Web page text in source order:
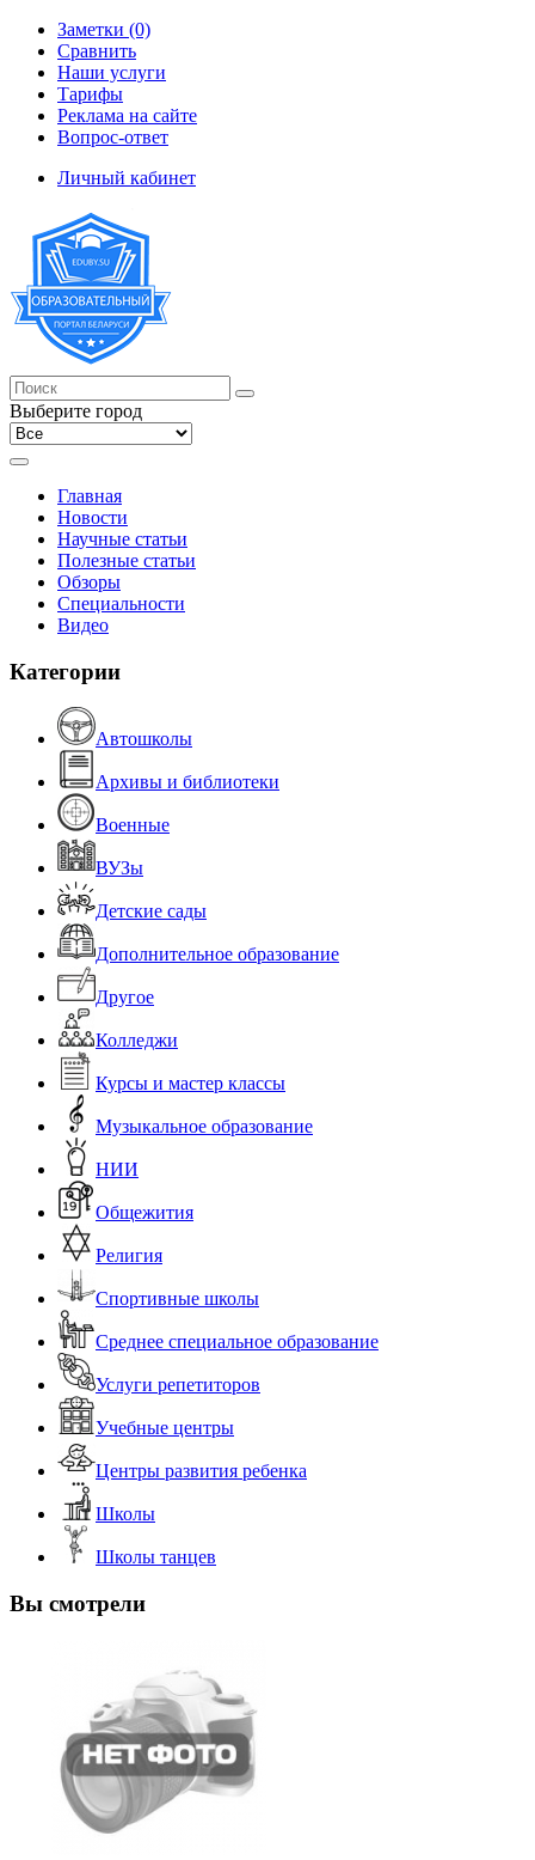
Заметки (0)
Сравнить
Наши услуги
Тарифы
Реклама на сайте
Вопрос-ответ
Личный кабинет
Выберите город
Главная
Новости
Научные статьи
Полезные статьи
Обзоры
Специальности
Видео
Категории
Автошколы
Архивы и библиотеки
Военные
ВУЗы
Детские сады
Дополнительное образование
Другое
Колледжи
Курсы и мастер классы
Музыкальное образование
НИИ
Общежития
Религия
Спортивные школы
Среднее специальное образование
Услуги репетиторов
Учебные центры
Центры развития ребенка
Школы
Школы танцев
Вы смотрели